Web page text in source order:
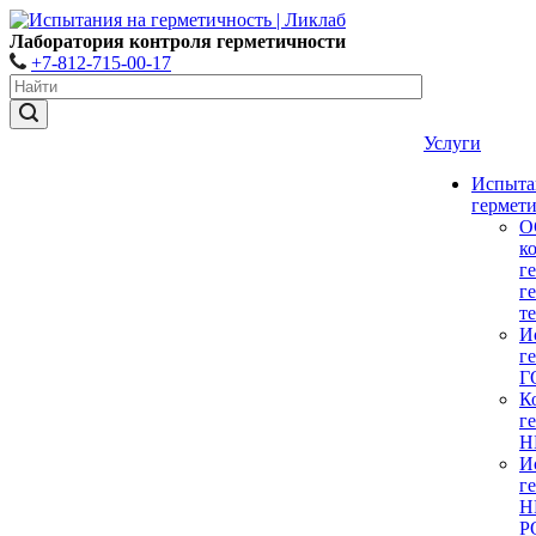
Лаборатория контроля герметичности
+7-812-715-00-17
Услуги